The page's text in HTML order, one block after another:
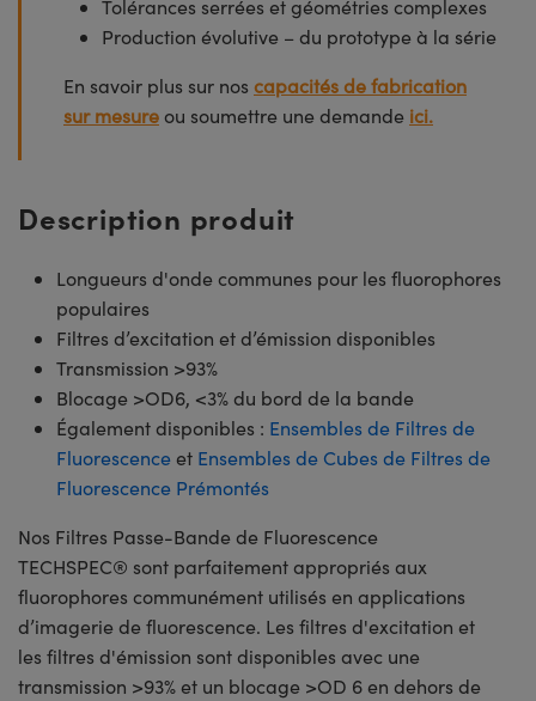
Tolérances serrées et géométries complexes
Production évolutive – du prototype à la série
En savoir plus sur nos capacités de fabrication
sur mesure ou soumettre une demande ici.
Description produit
Longueurs d'onde communes pour les fluorophores
populaires
Filtres d’excitation et d’émission disponibles
Transmission >93%
Blocage >OD6, <3% du bord de la bande
Également disponibles : Ensembles de Filtres de
Fluorescenceet Ensembles de Cubes de Filtres de
Fluorescence Prémontés
Nos Filtres Passe-Bande de Fluorescence
TECHSPEC® sont parfaitement appropriés aux
fluorophores communément utilisés en applications
d’imagerie de fluorescence. Les filtres d'excitation et
les filtres d'émission sont disponibles avec une
transmission >93% et un blocage >OD 6 en dehors de